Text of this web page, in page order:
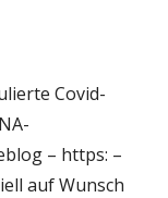
Covid-
– https: –
auf Wunsch